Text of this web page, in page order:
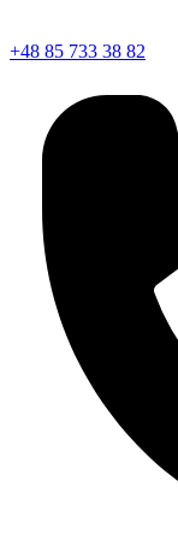
+48 85 733 38 82